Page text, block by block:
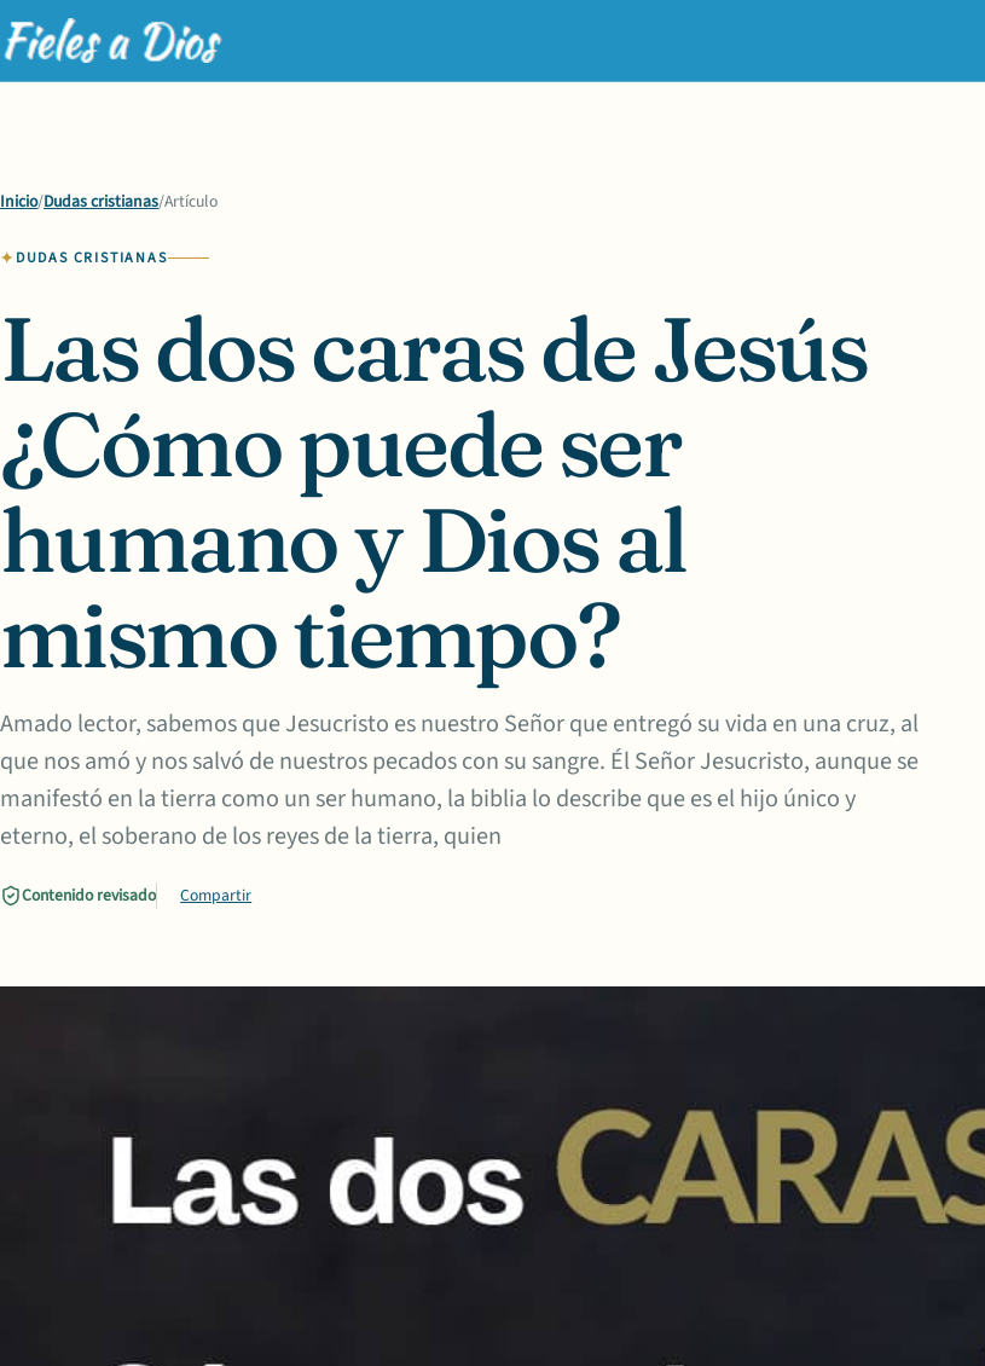
Inicio/Dudas cristianas/Artículo
DUDAS CRISTIANAS
Las dos caras de Jesús
¿Cómo puede ser
humano y Dios al
mismo tiempo?
Amado lector, sabemos que Jesucristo es nuestro Señor que entregó su vida en una cruz, al
que nos amó y nos salvó de nuestros pecados con su sangre. Él Señor Jesucristo, aunque se
manifestó en la tierra como un ser humano, la biblia lo describe que es el hijo único y
eterno, el soberano de los reyes de la tierra, quien
Contenido revisado Compartir